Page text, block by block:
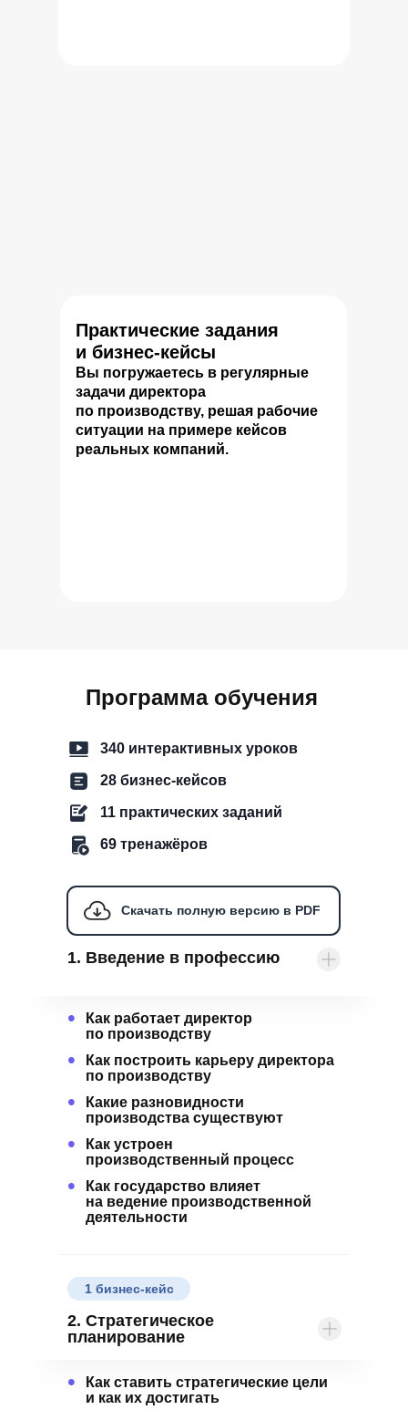
Практические задания
и бизнес-кейсы
Вы погружаетесь в регулярные
задачи директора
по производству, решая рабочие
ситуации на примере кейсов
реальных компаний.
1. Введение в профессию
Программа обучения
Скачать полную версию в PDF
28 бизнес-кейсов
340 интерактивных уроков
11 практических заданий
69 тренажёров
Как работает директор
по производству
•
Как построить карьеру директора
по производству
•
Какие разновидности
производства существуют
•
Как устроен
производственный процесс
•
Как государство влияет
на ведение производственной
деятельности
•
2. Стратегическое
планирование
1 бизнес-кейс
Как ставить стратегические цели
и как их достигать
•